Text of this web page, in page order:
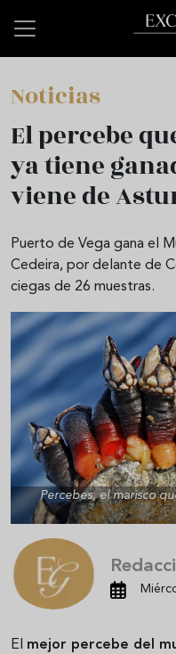
Noticias
El percebe
ya tiene
viene de
Puerto de Vega gana el
Cedeira, por delante de
ciegas de 26 muestras.
Percebes, el marisco
El mejor percebe del